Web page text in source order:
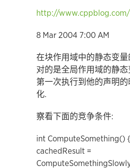
http://
8 Mar 2004 7:00 AM
在块作用域中的静态变量
对的是全局作用域的静态
第一次执行到他的声明
化.
察看下面的竞争条件:
int
cachedResult =